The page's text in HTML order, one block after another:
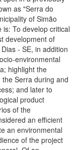
as "Serra do
of Simão
is: To develop critical
development of
- SE, in addition
environmental
highlight the
Serra during and
and later to
product
of the
an efficient
an environmental
of the project